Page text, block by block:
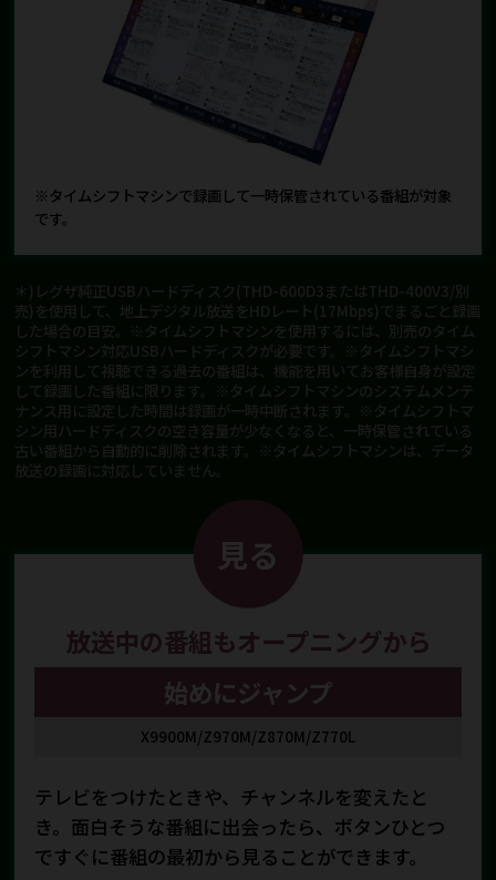
※タイムシフトマシンで録画して一時保管されている番組が対象
です。
＊)レグザ純正USBハードディスク(THD-600D3またはTHD-400V3/別
売)を使用して、地上デジタル放送をHDレート(17Mbps)でまるごと録画
した場合の目安。※タイムシフトマシンを使用するには、別売のタイム
シフトマシン対応USBハードディスクが必要です。※タイムシフトマシ
ンを利用して視聴できる過去の番組は、機能を用いてお客様自身が設定
して録画した番組に限ります。※タイムシフトマシンのシステムメンテ
ナンス用に設定した時間は録画が一時中断されます。※タイムシフトマ
シン用ハードディスクの空き容量が少なくなると、一時保管されている
古い番組から自動的に削除されます。※タイムシフトマシンは、データ
放送の録画に対応していません。
見る
放送中の番組もオープニングから
始めにジャンプ
X9900M/Z970M/Z870M/Z770L
テレビをつけたときや、チャンネルを変えたと
き。面白そうな番組に出会ったら、ボタンひとつ
ですぐに番組の最初から見ることができます。